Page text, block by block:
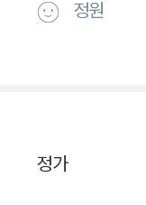
정원
정가